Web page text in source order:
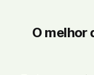
O melhor